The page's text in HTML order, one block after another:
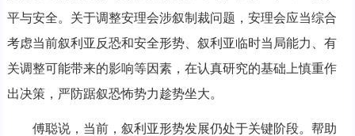
平与安全。关于调整安理会涉叙制裁问题，安理会应当综合
考虑当前叙利亚反恐和安全形势、叙利亚临时当局能力、有
关调整可能带来的影响等因素，在认真研究的基础上慎重作
出决策，严防踞叙恐怖势力趁势坐大。
傅聪说，当前，叙利亚形势发展仍处于关键阶段。帮助